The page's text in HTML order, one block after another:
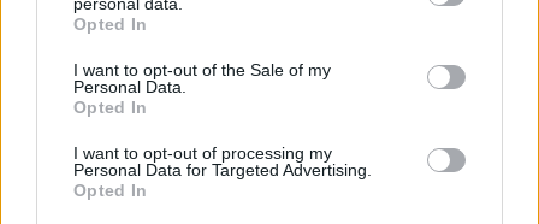
Opted In
I want to opt-out of the Sale of my
Personal Data.
Opted In
I want to opt-out of processing my
Personal Data for Targeted Advertising.
Opted In
Sütibeállítások
Médiatér